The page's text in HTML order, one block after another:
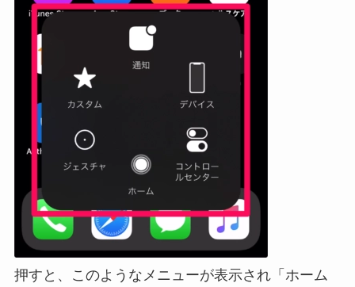
押すと、このようなメニューが表示され「ホーム